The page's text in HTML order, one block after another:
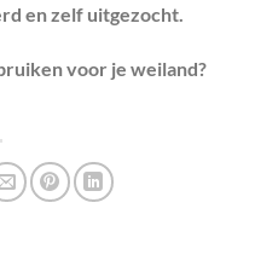
en zelf uitgezocht.
voor je weiland?